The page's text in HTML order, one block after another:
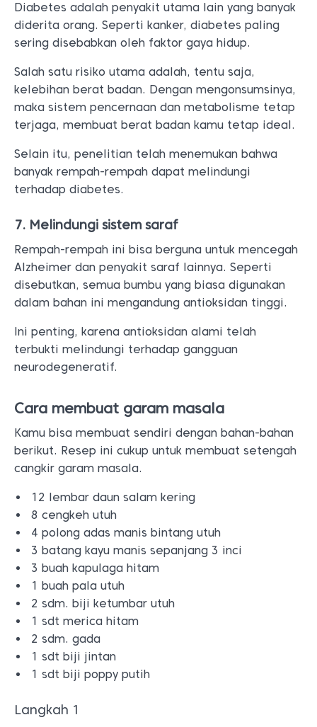
Diabetes adalah penyakit utama lain yang banyak
diderita orang. Seperti kanker, diabetes paling
sering disebabkan oleh faktor gaya hidup.
Salah satu risiko utama adalah, tentu saja,
kelebihan berat badan. Dengan mengonsumsinya,
maka sistem pencernaan dan metabolisme tetap
terjaga, membuat berat badan kamu tetap ideal.
Selain itu, penelitian telah menemukan bahwa
banyak rempah-rempah dapat melindungi
terhadap diabetes.
7. Melindungi sistem saraf
Rempah-rempah ini bisa berguna untuk mencegah
Alzheimer dan penyakit saraf lainnya. Seperti
disebutkan, semua bumbu yang biasa digunakan
dalam bahan ini mengandung antioksidan tinggi.
Ini penting, karena antioksidan alami telah
terbukti melindungi terhadap gangguan
neurodegeneratif.
Cara membuat garam masala
Kamu bisa membuat sendiri dengan bahan-bahan
berikut. Resep ini cukup untuk membuat setengah
cangkir garam masala.
12 lembar daun salam kering
8 cengkeh utuh
4 polong adas manis bintang utuh
3 batang kayu manis sepanjang 3 inci
3 buah kapulaga hitam
1 buah pala utuh
2 sdm. biji ketumbar utuh
1 sdt merica hitam
2 sdm. gada
1 sdt biji jintan
1 sdt biji poppy putih
Langkah 1